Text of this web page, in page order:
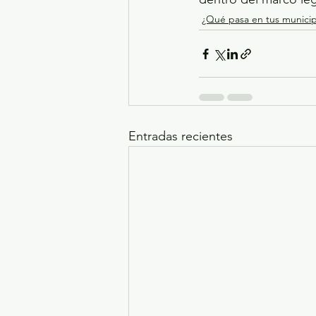
¿Qué pasa en tus
Entradas recientes